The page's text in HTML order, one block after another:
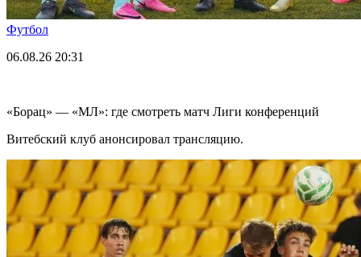
Футбол
06.08.26 20:31
«Борац» — «МЛ»: где смотреть матч Лиги конференций
Витебский клуб анонсировал трансляцию.